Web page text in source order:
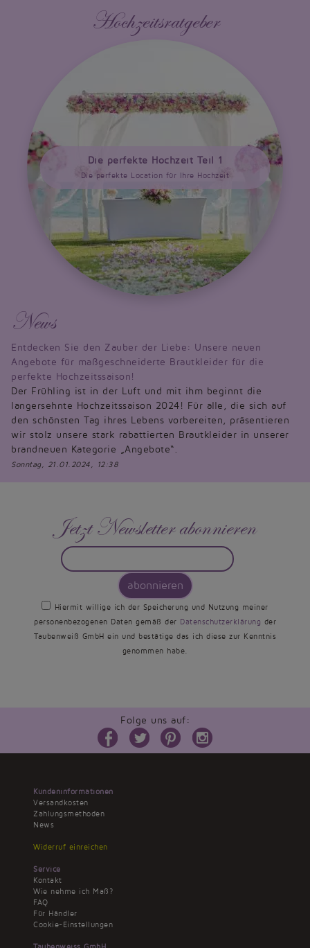
Hochzeitsratgeber
Die perfekte Hochzeit Teil 1
Die perfekte Location für Ihre Hochzeit
News
Entdecken Sie den Zauber der Liebe: Unsere neuen
Angebote für maßgeschneiderte Brautkleider für die
perfekte Hochzeitssaison!
Der Frühling ist in der Luft und mit ihm beginnt die
langersehnte Hochzeitssaison 2024! Für alle, die sich auf
den schönsten Tag ihres Lebens vorbereiten, präsentieren
wir stolz unsere stark rabattierten Brautkleider in unserer
brandneuen Kategorie „Angebote“.
Sonntag, 21.01.2024, 12:38
Jetzt Newsletter abonnieren
abonnieren
Hiermit willige ich der Speicherung und Nutzung meiner
personenbezogenen Daten gemäß der Datenschutzerklärung der
Taubenweiß GmbH ein und bestätige das ich diese zur Kenntnis
genommen habe.
Folge uns auf:
Kundeninformationen
Versandkosten
Zahlungsmethoden
News
Widerruf einreichen
Service
Kontakt
Wie nehme ich Maß?
FAQ
Für Händler
Cookie-Einstellungen